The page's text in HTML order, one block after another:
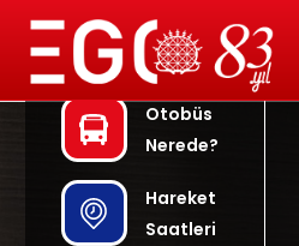
Otobüs
Nerede?
Hareket
Saatleri